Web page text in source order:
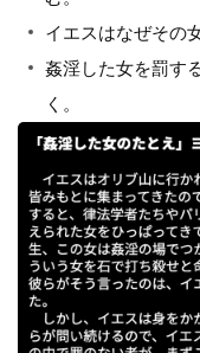
イエスはなぜその
姦淫した女を罰す
く。